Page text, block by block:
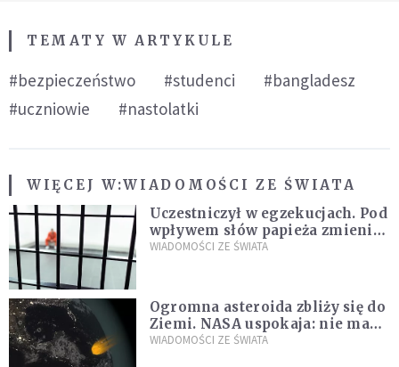
TEMATY W ARTYKULE
#bezpieczeństwo #studenci
#bangladesz
#uczniowie
#nastolatki
WIĘCEJ W:WIADOMOŚCI ZE ŚWIATA
Uczestniczył w egzekucjach. Pod
wpływem słów papieża zmienił
zdanie
WIADOMOŚCI ZE ŚWIATA
Ogromna asteroida zbliży się do
Ziemi. NASA uspokaja: nie ma
zagrożenia
WIADOMOŚCI ZE ŚWIATA